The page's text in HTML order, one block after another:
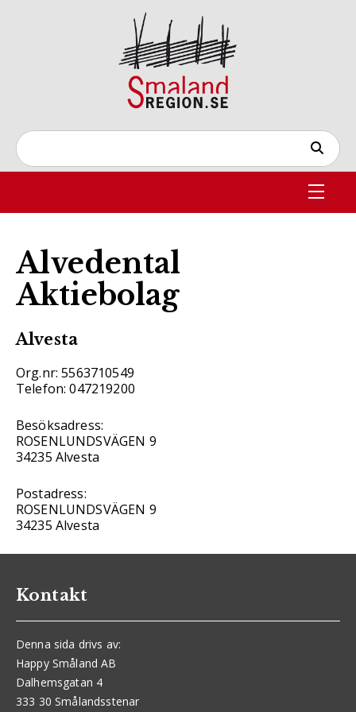
Alvedental
Aktiebolag
Alvesta
Org.nr: 5563710549
Telefon: 047219200
Besöksadress:
ROSENLUNDSVÄGEN 9
34235 Alvesta
Postadress:
ROSENLUNDSVÄGEN 9
34235 Alvesta
Kontakt
Denna sida drivs av:
Happy Småland AB
Dalhemsgatan 4
333 30 Smålandsstenar